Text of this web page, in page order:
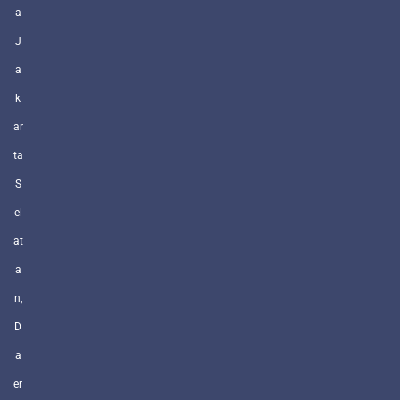
a
J
a
k
ar
ta
S
el
at
a
n,
D
a
er